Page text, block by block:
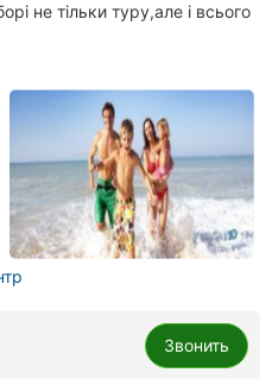
не тільки туру,але і всього
Звонить